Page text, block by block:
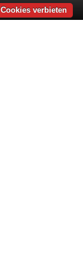
Cookies verbieten